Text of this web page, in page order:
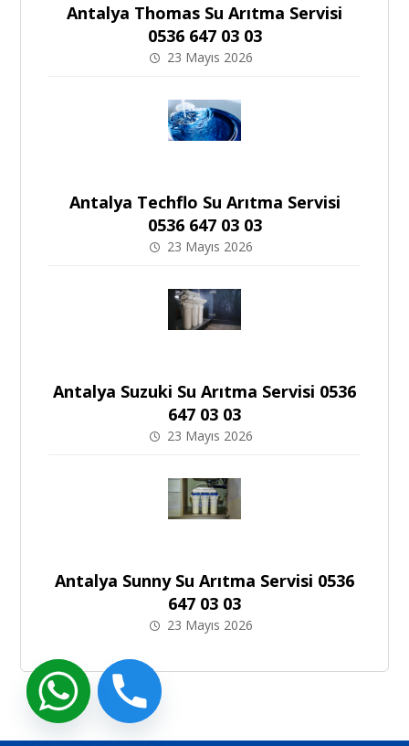
Antalya Thomas Su Arıtma Servisi
0536 647 03 03
23 Mayıs 2026
Antalya Techflo Su Arıtma Servisi
0536 647 03 03
23 Mayıs 2026
Antalya Suzuki Su Arıtma Servisi 0536
647 03 03
23 Mayıs 2026
Antalya Sunny Su Arıtma Servisi 0536
647 03 03
23 Mayıs 2026